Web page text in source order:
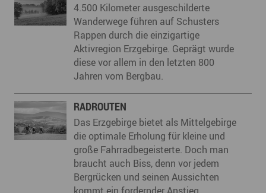
4.500 Kilometer ausgeschilderte
Wanderwege führen auf Schusters
Rappen durch die einzigartige
Aktivregion Erzgebirge. Geprägt wurde
diese vor allem in den letzten 800
Jahren vom Bergbau.
RADROUTEN
Das Erzgebirge bietet als Mittelgebirge
die optimale Erholung für kleine und
große Fahrradbegeisterte. Doch man
braucht auch Biss, denn vor jedem
Bergrücken und seinen Aussichten